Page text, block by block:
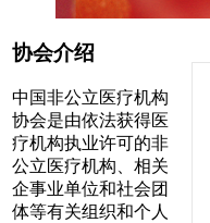
协会介绍
中国非公立医疗机构
协会是由依法获得医
疗机构执业许可的非
公立医疗机构、相关
企事业单位和社会团
体等有关组织和个人